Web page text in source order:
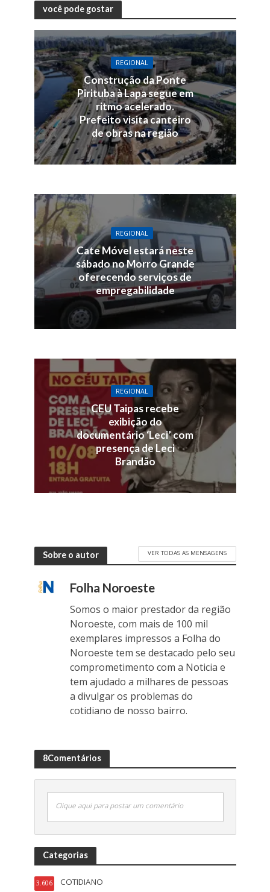
você pode gostar
REGIONAL
Construção da Ponte
Pirituba à Lapa segue em
ritmo acelerado.
Prefeito visita canteiro
de obras na região
REGIONAL
Cate Móvel estará neste
sábado no Morro Grande
oferecendo serviços de
empregabilidade
REGIONAL
CEU Taipas recebe
exibição do
documentário ‘Leci’ com
presença de Leci
Brandão
Sobre o autor VER TODAS AS MENSAGENS
Folha Noroeste
Somos o maior prestador da região
Noroeste, com mais de 100 mil
exemplares impressos a Folha do
Noroeste tem se destacado pelo seu
comprometimento com a Noticia e
tem ajudado a milhares de pessoas
a divulgar os problemas do
cotidiano de nosso bairro.
8Comentários
Clique aqui para postar um comentário
Categorias
COTIDIANO
3.606